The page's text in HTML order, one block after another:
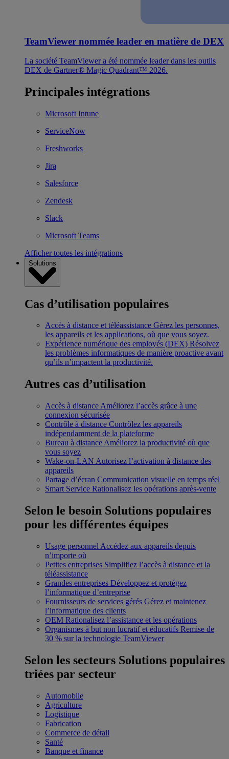
TeamViewer nommée leader en matière de DEX
La société TeamViewer a été nommée leader dans les outils
DEX de Gartner® Magic Quadrant™ 2026.
Principales intégrations
Microsoft Intune
ServiceNow
Freshworks
Jira
Salesforce
Zendesk
Slack
Microsoft Teams
Afficher toutes les intégrations
Solutions
Cas d’utilisation populaires
Accès à distance et téléassistance Gérez les personnes,
les appareils et les applications, où que vous soyez.
Expérience numérique des employés (DEX) Résolvez
les problèmes informatiques de manière proactive avant
qu’ils n’impactent la productivité.
Autres cas d’utilisation
Accès à distance Améliorez l’accès grâce à une
connexion sécurisée
Contrôle à distance Contrôlez les appareils
indépendamment de la plateforme
Bureau à distance Améliorez la productivité où que
vous soyez
Wake-on-LAN Autorisez l’activation à distance des
appareils
Partage d’écran Communication visuelle en temps réel
Smart Service Rationalisez les opérations après-vente
Selon le besoin Solutions populaires
pour les différentes équipes
Usage personnel Accédez aux appareils depuis
n’importe où
Petites entreprises Simplifiez l’accès à distance et la
téléassistance
Grandes entreprises Développez et protégez
l’informatique d’entreprise
Fournisseurs de services gérés Gérez et maintenez
l’informatique des clients
OEM Rationalisez l’assistance et les opérations
Organismes à but non lucratif et éducatifs Remise de
30 % sur la technologie TeamViewer
Selon les secteurs Solutions populaires
triées par secteur
Automobile
Agriculture
Logistique
Fabrication
Commerce de détail
Santé
Banque et finance